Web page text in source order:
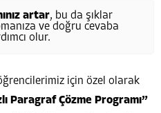
artar, bu da şıklar
ve doğru cevaba
olur.
için özel olarak
Paragraf Çözme Programı”